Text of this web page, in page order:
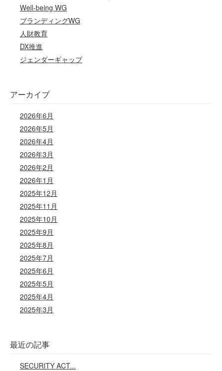
Well-being WG
ブランディングWG
人財教育
DX推進
ジェンダーギャップ
アーカイブ
2026年6月
2026年5月
2026年4月
2026年3月
2026年2月
2026年1月
2025年12月
2025年11月
2025年10月
2025年9月
2025年8月
2025年7月
2025年6月
2025年5月
2025年4月
2025年3月
最近の記事
SECURITY ACT...